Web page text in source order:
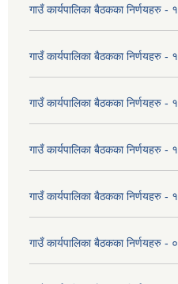
गाउँ कार्यपालिका बैठकका निर्णयहरु
गाउँ कार्यपालिका बैठकका निर्णयहरु
गाउँ कार्यपालिका बैठकका निर्णयहरु
गाउँ कार्यपालिका बैठकका निर्णयहरु
गाउँ कार्यपालिका बैठकका निर्णयहरु
गाउँ कार्यपालिका बैठकका निर्णयहरु